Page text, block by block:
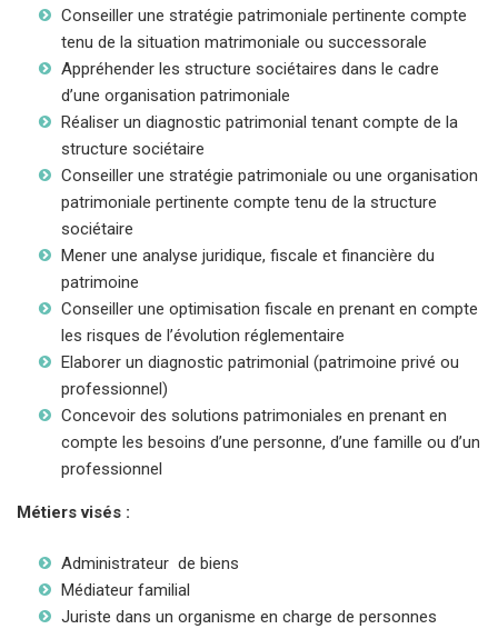
Conseiller une stratégie patrimoniale pertinente compte
tenu de la situation matrimoniale ou successorale
Appréhender les structure sociétaires dans le cadre
d’une organisation patrimoniale
Réaliser un diagnostic patrimonial tenant compte de la
structure sociétaire
Conseiller une stratégie patrimoniale ou une organisation
patrimoniale pertinente compte tenu de la structure
sociétaire
Mener une analyse juridique, fiscale et financière du
patrimoine
Conseiller une optimisation fiscale en prenant en compte
les risques de l’évolution réglementaire
Elaborer un diagnostic patrimonial (patrimoine privé ou
professionnel)
Concevoir des solutions patrimoniales en prenant en
compte les besoins d’une personne, d’une famille ou d’un
professionnel
Métiers visés :
Administrateur de biens
Médiateur familial
Juriste dans un organisme en charge de personnes